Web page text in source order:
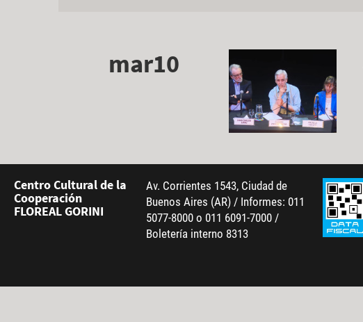
mar10
Centro Cultural de la
Cooperación
FLOREAL GORINI
Av. Corrientes 1543, Ciudad de
Buenos Aires (AR) / Informes: 011
5077-8000 o 011 6091-7000 /
Boletería interno 8313